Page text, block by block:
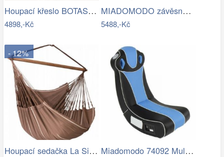
Houpací křeslo BOTAS Halmar
4898,-Kč
MIADOMODO závěsné houpací křeslo…
5488,-Kč
- 12%
Houpací sedačka La Siesta HABANA - IN Miadomodo 74092 Multimediální křeslo,…